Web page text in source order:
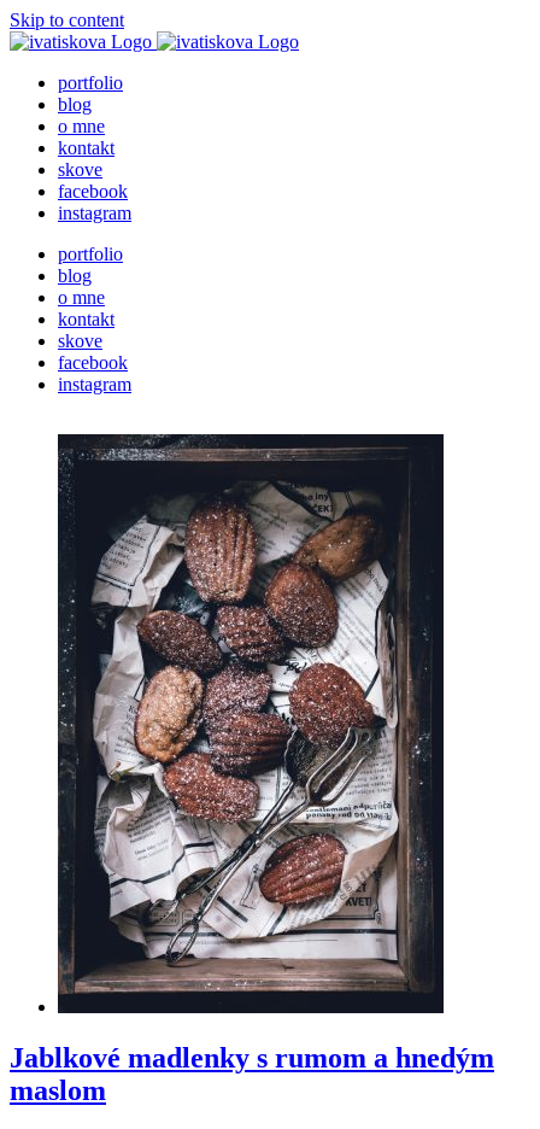
Skip to content
portfolio
blog
o mne
kontakt
skove
facebook
instagram
portfolio
blog
o mne
kontakt
skove
facebook
instagram
Jablkové madlenky s rumom a hnedým
maslom